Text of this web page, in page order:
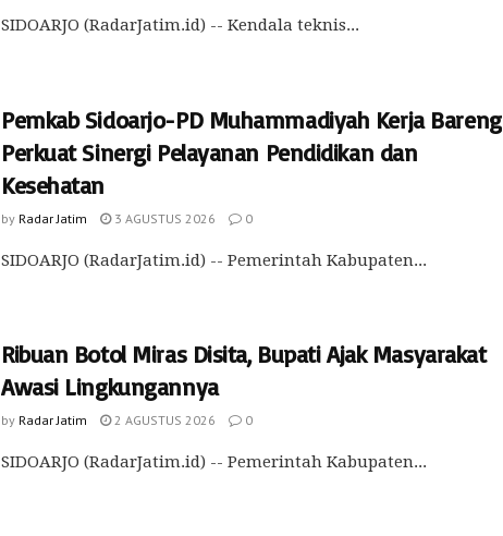
SIDOARJO (RadarJatim.id) -- Kendala teknis...
Pemkab Sidoarjo-PD Muhammadiyah Kerja Bareng
Perkuat Sinergi Pelayanan Pendidikan dan
Kesehatan
by Radar Jatim 3 AGUSTUS 2026 0
SIDOARJO (RadarJatim.id) -- Pemerintah Kabupaten...
Ribuan Botol Miras Disita, Bupati Ajak Masyarakat
Awasi Lingkungannya
by Radar Jatim 2 AGUSTUS 2026 0
SIDOARJO (RadarJatim.id) -- Pemerintah Kabupaten...